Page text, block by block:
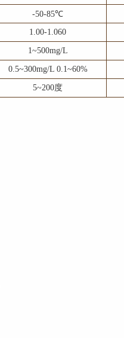
-50-85℃
1.00-1.060
1~500mg/L
0.5~300mg/L 0.1~60%
5~200度